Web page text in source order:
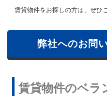
賃貸物件をお探しの方は、ぜひ
弊社へのお問
賃貸物件のベラ